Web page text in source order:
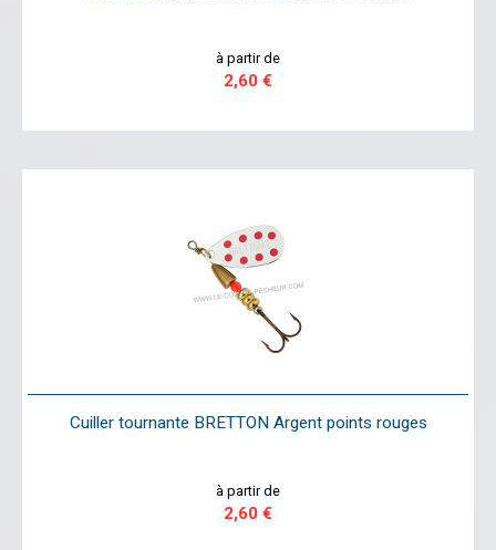
à partir de
2,60 €
Cuiller tournante BRETTON Argent points rouges
à partir de
2,60 €